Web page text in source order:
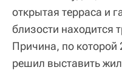
открытая терраса и
близости находится
Причина, по которой
решил выставить